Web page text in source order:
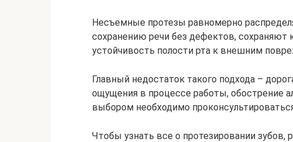
Несъемные протезы равномерно
сохранению речи без дефектов, сохраняют
устойчивость полости рта к внешним
Главный недостаток такого подхода –
ощущения в процессе работы, обострение
выбором необходимо
Чтобы узнать все о протезировании зубов,